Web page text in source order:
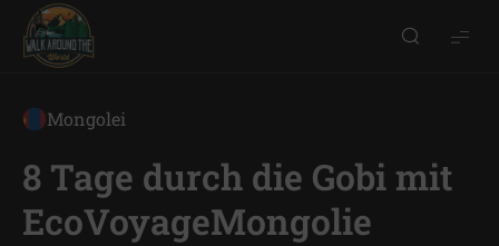
Walk
the
world
Mongolei
8 Tage durch die Gobi mit
EcoVoyageMongolie